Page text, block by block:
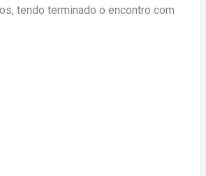
tendo terminado o encontro com